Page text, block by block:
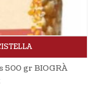
500 gr BIOGRÀ